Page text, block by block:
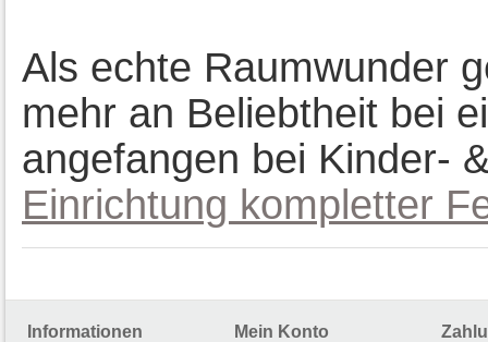
Als echte Raumwunder
mehr an Beliebtheit bei
angefangen bei Kinder-
Einrichtung kompletter
Informationen Mein Konto